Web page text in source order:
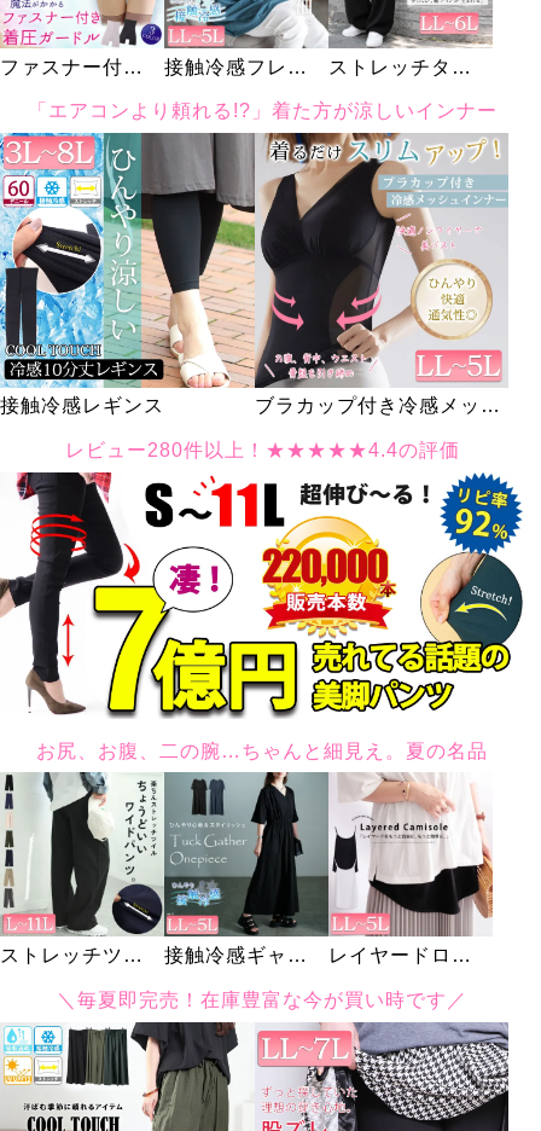
ファスナー付き
ョーツ
接触冷感フレア
えカットソー
ストレッチタッ
ンツ
「エアコンより頼れる!?」着た方が涼しいインナー
接触冷感レギンス
ブラカップ付き冷感メッシ
レビュー280件以上！★★★★★4.4の評価
お尻、お腹、二の腕…ちゃんと細見え。夏の名品
ストレッチツイ
接触冷感ギャザ
ンピース
レイヤードロン
＼毎夏即完売！在庫豊富な今が買い時です／